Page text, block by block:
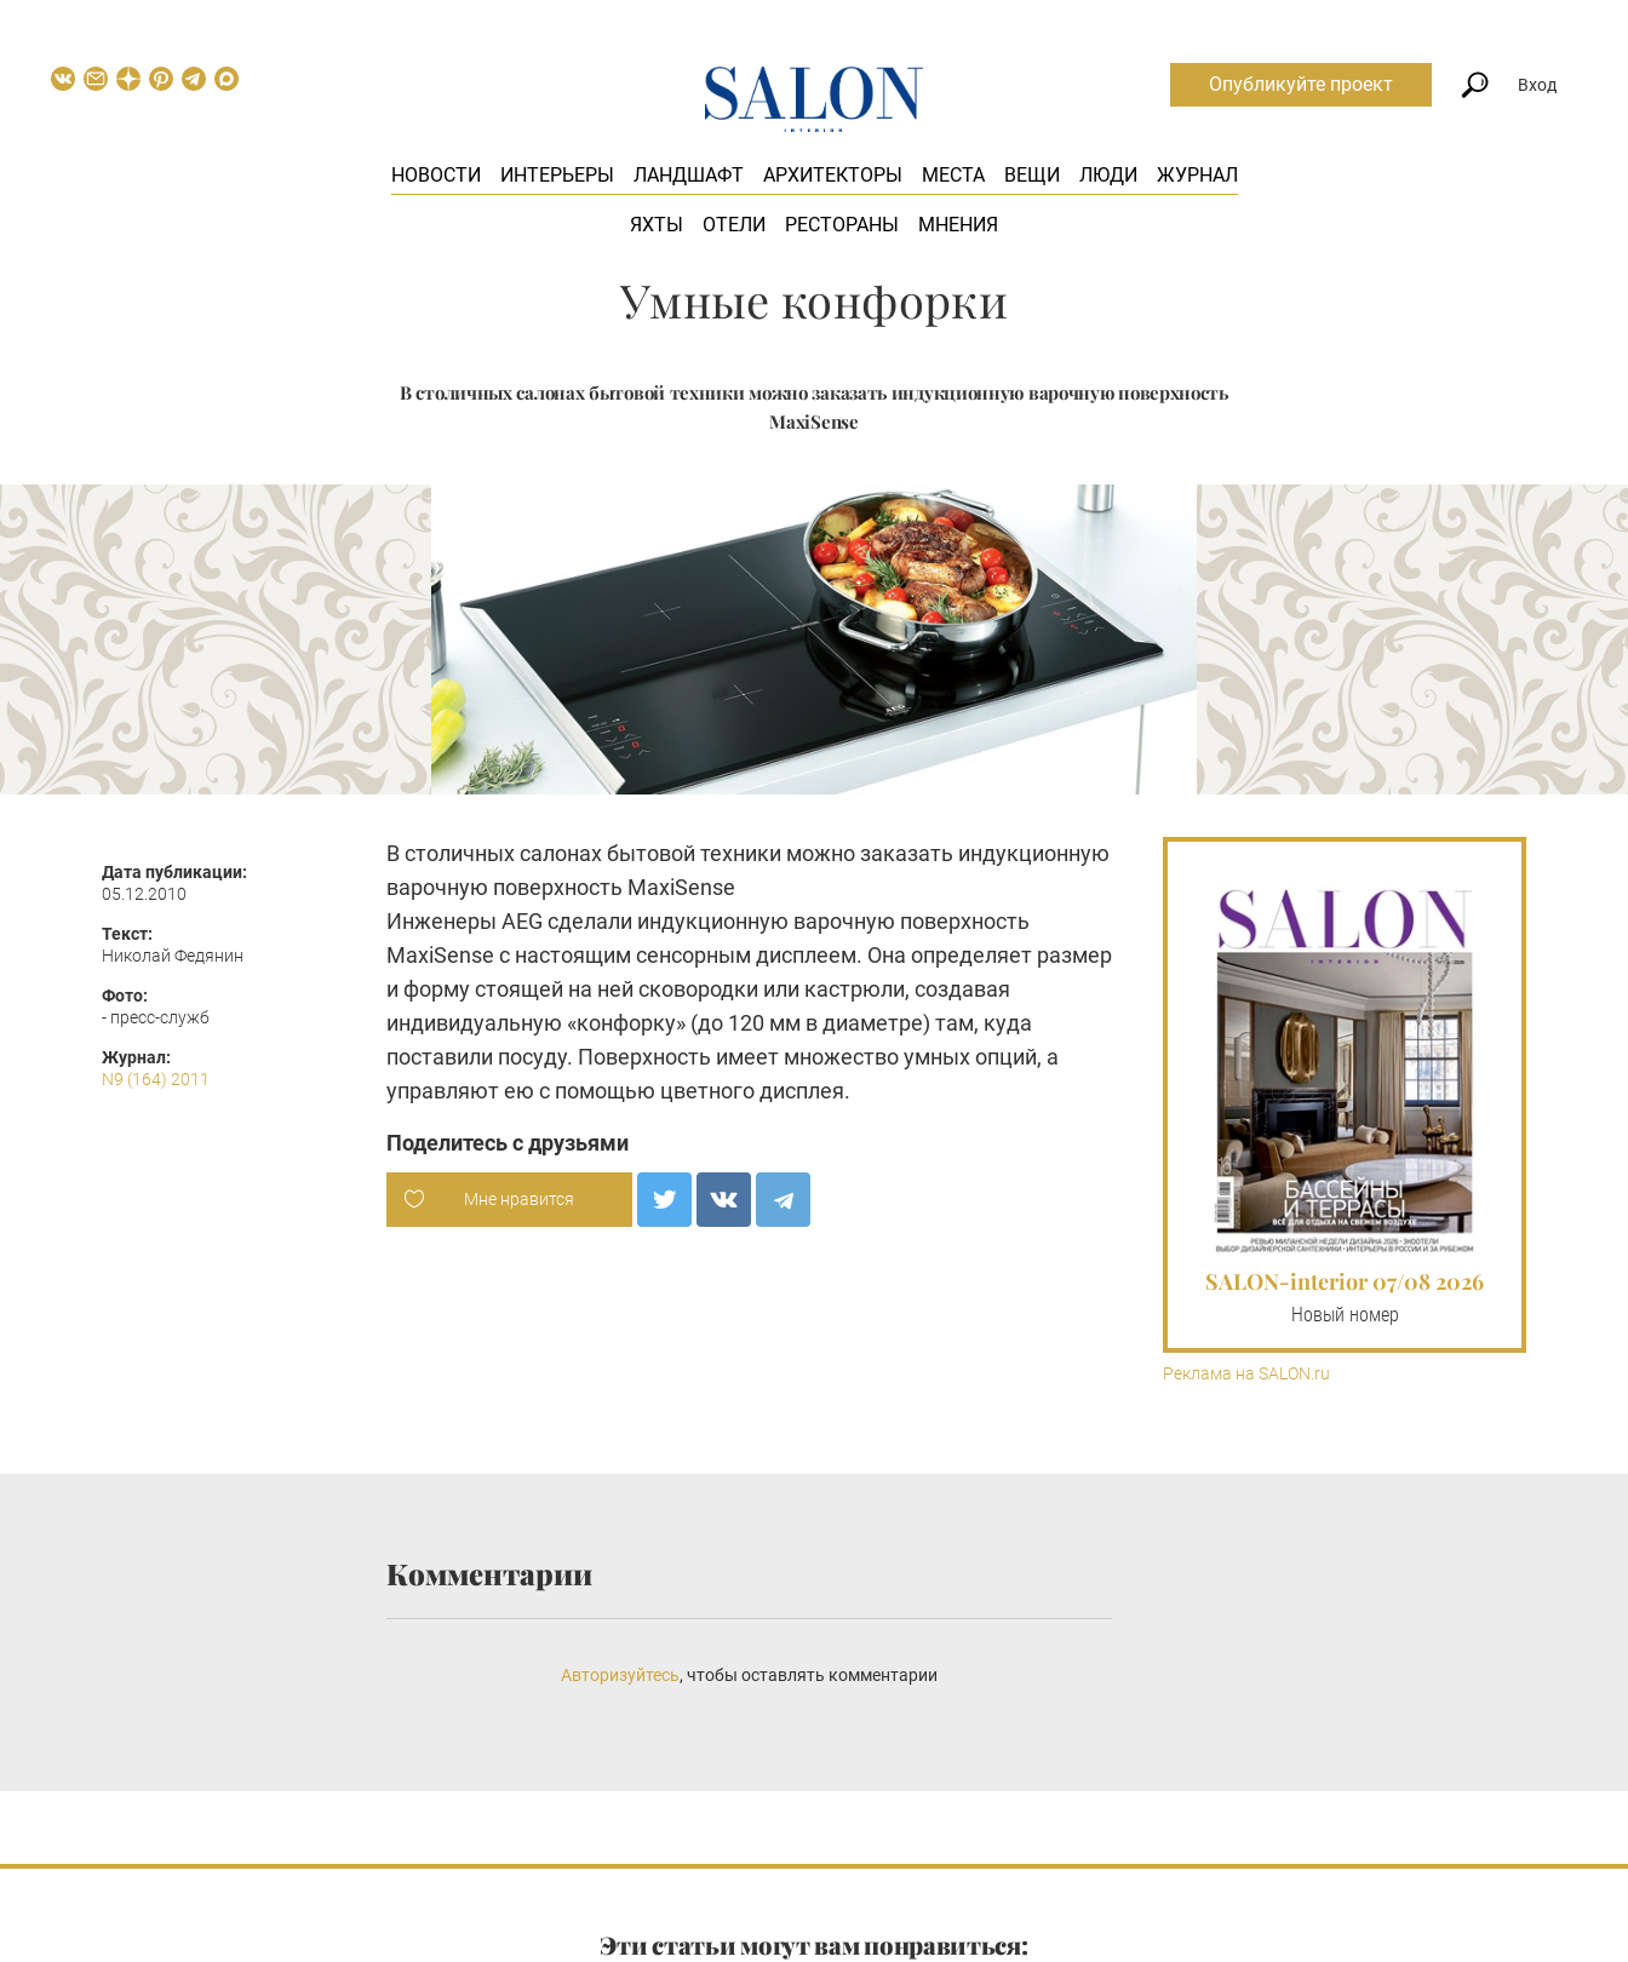
НОВОСТИ ИНТЕРЬЕРЫ ЛАНДШАФТ АРХИТЕКТОРЫ МЕСТА ВЕЩИ ЛЮДИ ЖУРНАЛ
ЯХТЫ ОТЕЛИ РЕСТОРАНЫ МНЕНИЯ
Опубликуйте проект Вход
Умные конфорки
В столичных салонах бытовой техники можно заказать индукционную варочную поверхность
MaxiSense
Дата публикации:
05.12.2010
Текст:
Николай Федянин
Фото:
- пресс-служб
Журнал:
N9 (164) 2011
В столичных салонах бытовой техники можно заказать индукционную
варочную поверхность MaxiSense
Инженеры AEG сделали индукционную варочную поверхность
MaxiSense с настоящим сенсорным дисплеем. Она определяет размер
и форму стоящей на ней сковородки или кастрюли, создавая
индивидуальную «конфорку» (до 120 мм в диаметре) там, куда
поставили посуду. Поверхность имеет множество умных опций, а
управляют ею с помощью цветного дисплея.
Поделитесь с друзьями
Мне нравится
SALON-interior 07/08 2026
Новый номер
Реклама на SALON.ru
Комментарии
Авторизуйтесь, чтобы оставлять комментарии
Эти статьи могут вам понравиться: